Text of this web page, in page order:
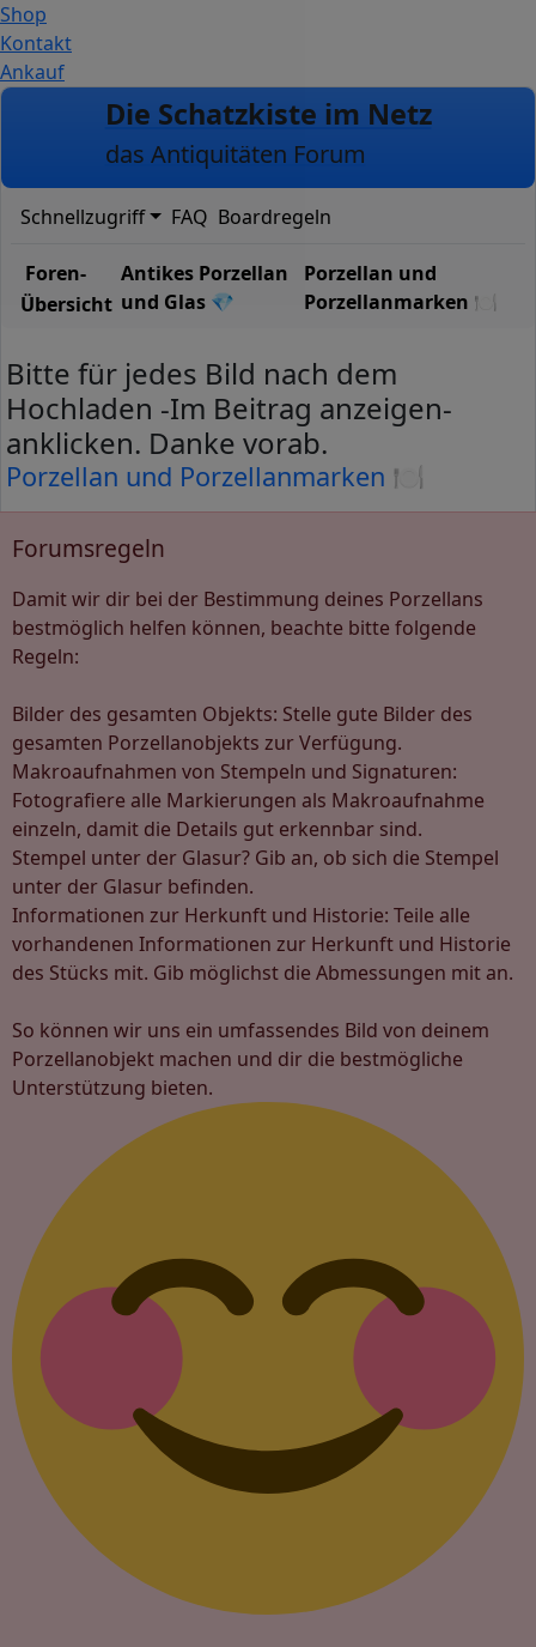
Shop
Kontakt
Ankauf
Zum Inhalt
Die Schatzkiste im Netz
das Antiquitäten Forum
Schnellzugriff FAQ Boardregeln
Foren-
Übersicht
Antikes Porzellan
und Glas 💎
Porzellan und
Porzellanmarken 🍽️
Bitte für jedes Bild nach dem
Hochladen -Im Beitrag anzeigen-
anklicken. Danke vorab.
Porzellan und Porzellanmarken 🍽️
Forumsregeln
Damit wir dir bei der Bestimmung deines Porzellans
bestmöglich helfen können, beachte bitte folgende
Regeln:
Bilder des gesamten Objekts: Stelle gute Bilder des
gesamten Porzellanobjekts zur Verfügung.
Makroaufnahmen von Stempeln und Signaturen:
Fotografiere alle Markierungen als Makroaufnahme
einzeln, damit die Details gut erkennbar sind.
Stempel unter der Glasur? Gib an, ob sich die Stempel
unter der Glasur befinden.
Informationen zur Herkunft und Historie: Teile alle
vorhandenen Informationen zur Herkunft und Historie
des Stücks mit. Gib möglichst die Abmessungen mit an.
So können wir uns ein umfassendes Bild von deinem
Porzellanobjekt machen und dir die bestmögliche
Unterstützung bieten.